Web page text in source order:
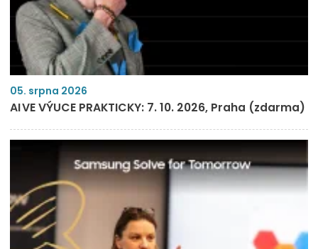
05. srpna 2026
AI VE VÝUCE PRAKTICKY: 7. 10. 2026, Praha (zdarma)